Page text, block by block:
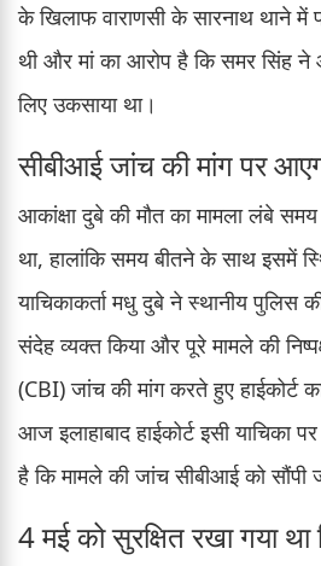
के खिलाफ वाराणसी के सारनाथ थाने में
थी और मां का आरोप है कि समर सिंह ने
लिए उकसाया था।
सीबीआई जांच की मांग पर
आकांक्षा दुबे की मौत का मामला लंबे
था, हालांकि समय बीतने के साथ इसमें
याचिकाकर्ता मधु दुबे ने स्थानीय पुलिस
संदेह व्यक्त किया और पूरे मामले की
(CBI) जांच की मांग करते हुए हाईकोर्ट
आज इलाहाबाद हाईकोर्ट इसी याचिका
है कि मामले की जांच सीबीआई को सौंपी
4 मई को सुरक्षित रखा गया था